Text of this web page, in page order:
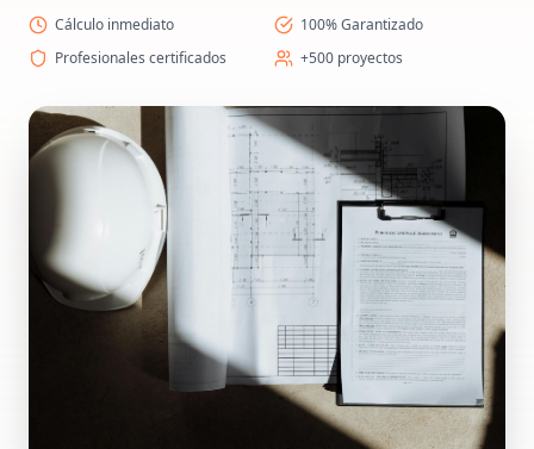
Cálculo inmediato
100% Garantizado
Profesionales certificados
+500 proyectos